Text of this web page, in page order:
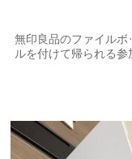
無印良品のファイル
ルを付けて帰られる参